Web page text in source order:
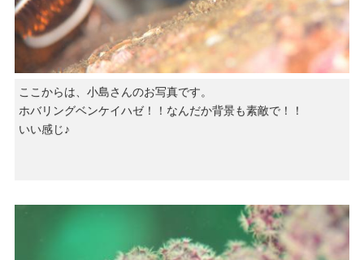
ここからは、小島さんのお写真です。
ホバリングベンケイハゼ！！なんだか背景も素敵で！！
いい感じ♪